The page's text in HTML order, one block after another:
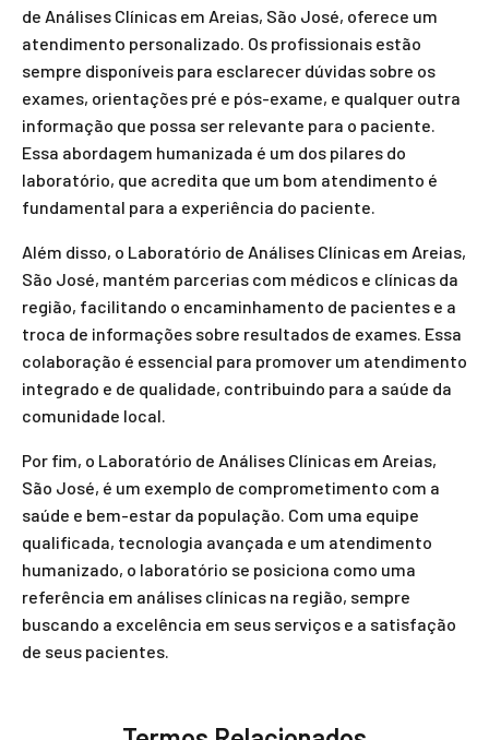
de Análises Clínicas em Areias, São José, oferece um
atendimento personalizado. Os profissionais estão
sempre disponíveis para esclarecer dúvidas sobre os
exames, orientações pré e pós-exame, e qualquer outra
informação que possa ser relevante para o paciente.
Essa abordagem humanizada é um dos pilares do
laboratório, que acredita que um bom atendimento é
fundamental para a experiência do paciente.
Além disso, o Laboratório de Análises Clínicas em Areias,
São José, mantém parcerias com médicos e clínicas da
região, facilitando o encaminhamento de pacientes e a
troca de informações sobre resultados de exames. Essa
colaboração é essencial para promover um atendimento
integrado e de qualidade, contribuindo para a saúde da
comunidade local.
Por fim, o Laboratório de Análises Clínicas em Areias,
São José, é um exemplo de comprometimento com a
saúde e bem-estar da população. Com uma equipe
qualificada, tecnologia avançada e um atendimento
humanizado, o laboratório se posiciona como uma
referência em análises clínicas na região, sempre
buscando a excelência em seus serviços e a satisfação
de seus pacientes.